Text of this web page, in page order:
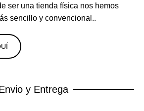
ser una tienda física nos hemos
sencillo y convencional..
y Entrega